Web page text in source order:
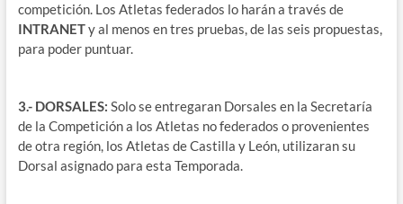
competición. Los Atletas federados lo harán a través de
INTRANETy al menos en tres pruebas, de las seis propuestas,
para poder puntuar.
3.- DORSALES: Solo se entregaran Dorsales en la Secretaría
de la Competición a los Atletas no federados o provenientes
de otra región, los Atletas de Castilla y León, utilizaran su
Dorsal asignado para esta Temporada.